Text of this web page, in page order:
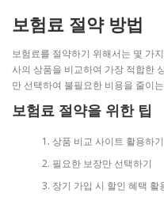
보험료 절약 방법
보험료를 절약하기 위해서는 몇 가
사의 상품을 비교하여 가장 적합한
만 선택하여 불필요한 비용을 줄이
보험료 절약을 위한 팁
상품 비교 사이트 활용하기
필요한 보장만 선택하기
장기 가입 시 할인 혜택 활